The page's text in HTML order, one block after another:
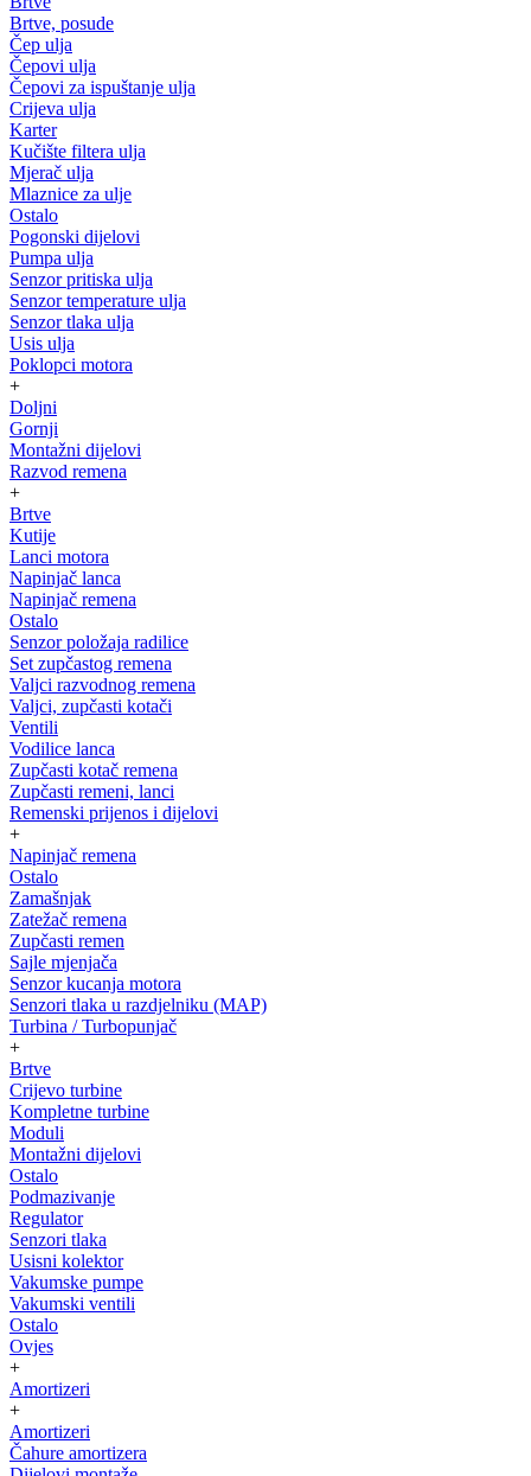
Brtve, posude
Čep ulja
Čepovi ulja
Čepovi za ispuštanje ulja
Crijeva ulja
Karter
Kučište filtera ulja
Mjerač ulja
Mlaznice za ulje
Ostalo
Pogonski dijelovi
Pumpa ulja
Senzor pritiska ulja
Senzor temperature ulja
Senzor tlaka ulja
Usis ulja
Poklopci motora
+
Doljni
Gornji
Montažni dijelovi
Razvod remena
+
Brtve
Kutije
Lanci motora
Napinjač lanca
Napinjač remena
Ostalo
Senzor položaja radilice
Set zupčastog remena
Valjci razvodnog remena
Valjci, zupčasti kotači
Ventili
Vodilice lanca
Zupčasti kotač remena
Zupčasti remeni, lanci
Remenski prijenos i dijelovi
+
Napinjač remena
Ostalo
Zamašnjak
Zatežač remena
Zupčasti remen
Sajle mjenjača
Senzor kucanja motora
Senzori tlaka u razdjelniku (MAP)
Turbina / Turbopunjač
+
Brtve
Crijevo turbine
Kompletne turbine
Moduli
Montažni dijelovi
Ostalo
Podmazivanje
Regulator
Senzori tlaka
Usisni kolektor
Vakumske pumpe
Vakumski ventili
Ostalo
Ovjes
+
Amortizeri
+
Amortizeri
Čahure amortizera